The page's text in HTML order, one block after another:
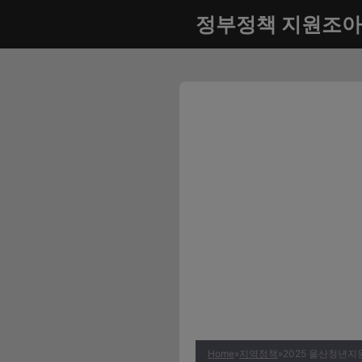
츠
정부정책 지원조아
Home»지역정책 »2025 울산청년지